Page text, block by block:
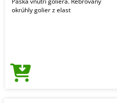
okrúhly golier z elast